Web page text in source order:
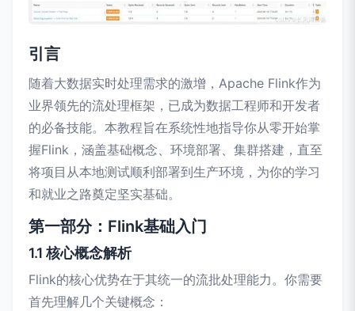
引言
随着大数据实时处理需求的激增，Apache Flink作为
业界领先的流处理框架，已成为数据工程师和开发者
的必备技能。本教程旨在系统性地指导你从零开始掌
握Flink，涵盖基础概念、环境部署、集群搭建，直至
将项目从本地测试顺利部署到生产环境，为你的学习
和就业之路奠定坚实基础。
第一部分：Flink基础入门
1.1 核心概念解析
Flink的核心优势在于其统一的流批处理能力。你需要
首先理解几个关键概念：